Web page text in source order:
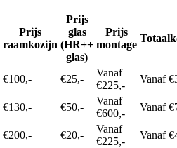
Prijs
raamkozijn
Prijs
glas
(HR++
glas)
Prijs
montage
€100,- €25,-
Vanaf
€225,-
Vanaf
€130,- €50,-
Vanaf
€600,-
Vanaf
€200,- €20,-
Vanaf
€225,-
Vanaf